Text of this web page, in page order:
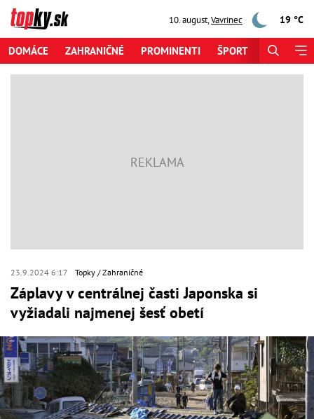
10. august,Vavrinec 19 °C
DOMÁCE ZAHRANIČNÉ PROMINENTI ŠPORT
23.9.2024 6:17 Topky Zahraničné
Záplavy v centrálnej časti Japonska si
vyžiadali najmenej šesť obetí